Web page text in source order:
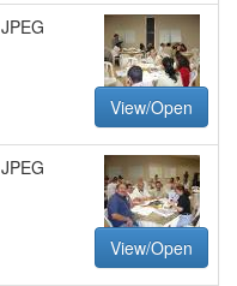
JPEG
View/Open
JPEG
View/Open